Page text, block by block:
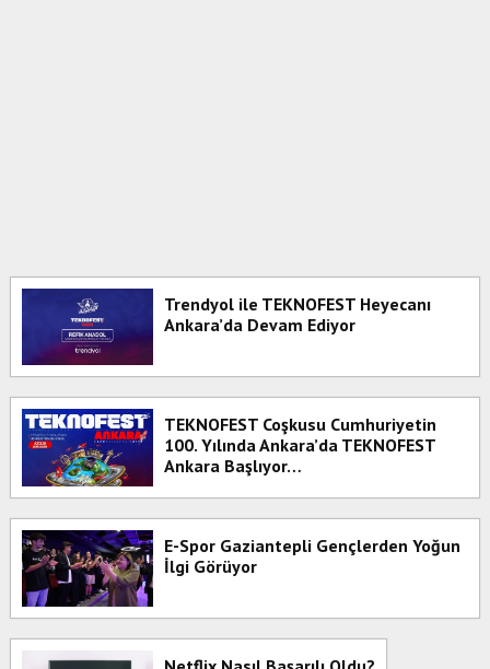
Trendyol ile TEKNOFEST Heyecanı
Ankara’da Devam Ediyor
TEKNOFEST Coşkusu Cumhuriyetin
100. Yılında Ankara’da TEKNOFEST
Ankara Başlıyor…
E-Spor Gaziantepli Gençlerden Yoğun
İlgi Görüyor